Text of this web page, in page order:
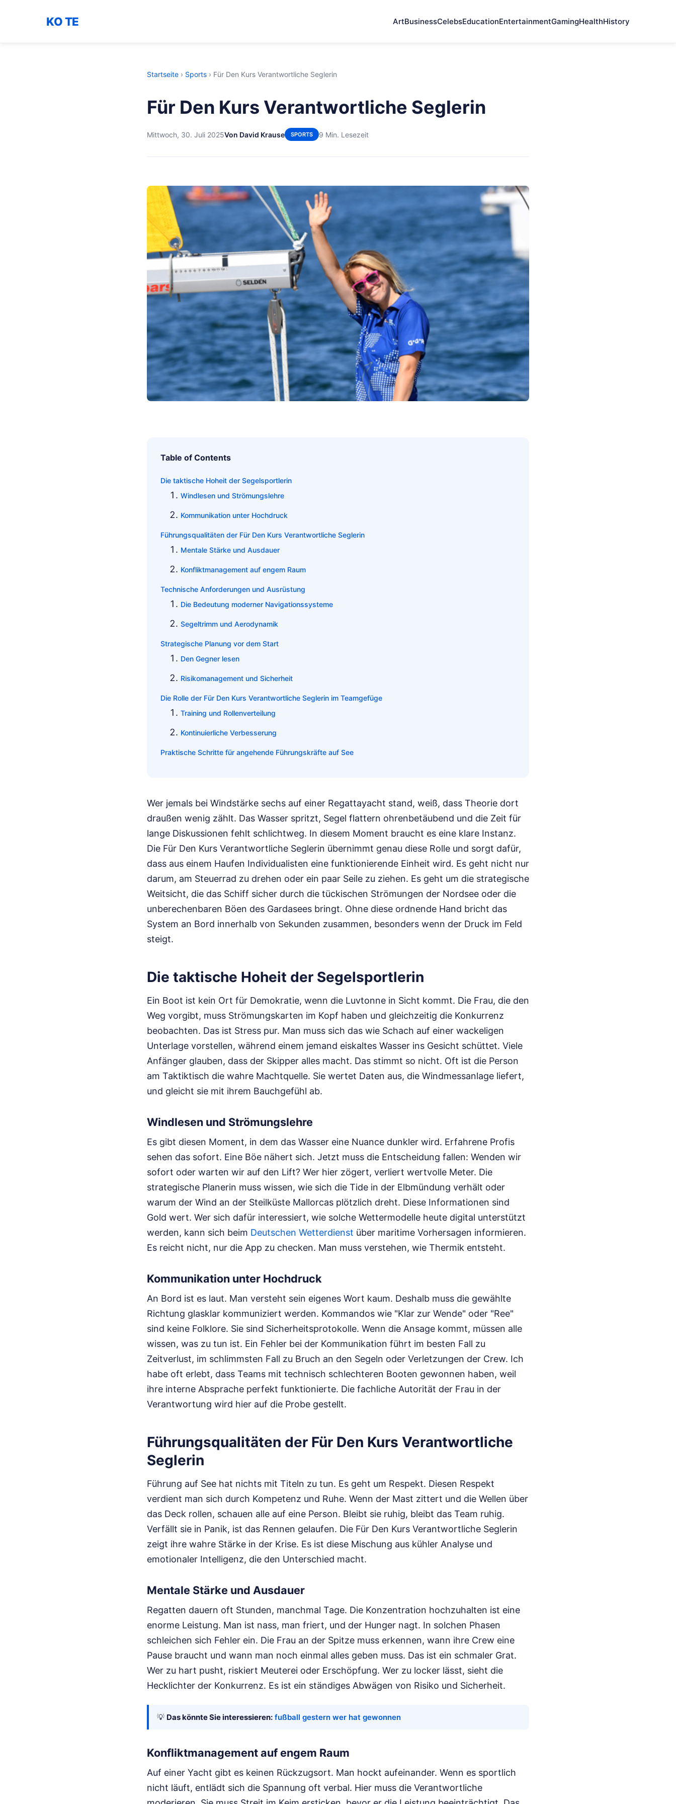
KO TE ArtBusinessCelebsEducationEntertainmentGamingHealthHistory
Startseite › Sports › Für Den Kurs Verantwortliche Seglerin
Für Den Kurs Verantwortliche Seglerin
Mittwoch, 30. Juli 2025Von David Krause SPORTS 9 Min. Lesezeit
Table of Contents
Die taktische Hoheit der Segelsportlerin
Windlesen und Strömungslehre
Kommunikation unter Hochdruck
Führungsqualitäten der Für Den Kurs Verantwortliche Seglerin
Mentale Stärke und Ausdauer
Konfliktmanagement auf engem Raum
Technische Anforderungen und Ausrüstung
Die Bedeutung moderner Navigationssysteme
Segeltrimm und Aerodynamik
Strategische Planung vor dem Start
Den Gegner lesen
Risikomanagement und Sicherheit
Die Rolle der Für Den Kurs Verantwortliche Seglerin im Teamgefüge
Training und Rollenverteilung
Kontinuierliche Verbesserung
Praktische Schritte für angehende Führungskräfte auf See
Wer jemals bei Windstärke sechs auf einer Regattayacht stand, weiß, dass Theorie dort
draußen wenig zählt. Das Wasser spritzt, Segel flattern ohrenbetäubend und die Zeit für
lange Diskussionen fehlt schlichtweg. In diesem Moment braucht es eine klare Instanz.
Die Für Den Kurs Verantwortliche Seglerin übernimmt genau diese Rolle und sorgt dafür,
dass aus einem Haufen Individualisten eine funktionierende Einheit wird. Es geht nicht nur
darum, am Steuerrad zu drehen oder ein paar Seile zu ziehen. Es geht um die strategische
Weitsicht, die das Schiff sicher durch die tückischen Strömungen der Nordsee oder die
unberechenbaren Böen des Gardasees bringt. Ohne diese ordnende Hand bricht das
System an Bord innerhalb von Sekunden zusammen, besonders wenn der Druck im Feld
steigt.
Die taktische Hoheit der Segelsportlerin
Ein Boot ist kein Ort für Demokratie, wenn die Luvtonne in Sicht kommt. Die Frau, die den
Weg vorgibt, muss Strömungskarten im Kopf haben und gleichzeitig die Konkurrenz
beobachten. Das ist Stress pur. Man muss sich das wie Schach auf einer wackeligen
Unterlage vorstellen, während einem jemand eiskaltes Wasser ins Gesicht schüttet. Viele
Anfänger glauben, dass der Skipper alles macht. Das stimmt so nicht. Oft ist die Person
am Taktiktisch die wahre Machtquelle. Sie wertet Daten aus, die Windmessanlage liefert,
und gleicht sie mit ihrem Bauchgefühl ab.
Windlesen und Strömungslehre
Es gibt diesen Moment, in dem das Wasser eine Nuance dunkler wird. Erfahrene Profis
sehen das sofort. Eine Böe nähert sich. Jetzt muss die Entscheidung fallen: Wenden wir
sofort oder warten wir auf den Lift? Wer hier zögert, verliert wertvolle Meter. Die
strategische Planerin muss wissen, wie sich die Tide in der Elbmündung verhält oder
warum der Wind an der Steilküste Mallorcas plötzlich dreht. Diese Informationen sind
Gold wert. Wer sich dafür interessiert, wie solche Wettermodelle heute digital unterstützt
werden, kann sich beim Deutschen Wetterdienst über maritime Vorhersagen informieren.
Es reicht nicht, nur die App zu checken. Man muss verstehen, wie Thermik entsteht.
Kommunikation unter Hochdruck
An Bord ist es laut. Man versteht sein eigenes Wort kaum. Deshalb muss die gewählte
Richtung glasklar kommuniziert werden. Kommandos wie "Klar zur Wende" oder "Ree"
sind keine Folklore. Sie sind Sicherheitsprotokolle. Wenn die Ansage kommt, müssen alle
wissen, was zu tun ist. Ein Fehler bei der Kommunikation führt im besten Fall zu
Zeitverlust, im schlimmsten Fall zu Bruch an den Segeln oder Verletzungen der Crew. Ich
habe oft erlebt, dass Teams mit technisch schlechteren Booten gewonnen haben, weil
ihre interne Absprache perfekt funktionierte. Die fachliche Autorität der Frau in der
Verantwortung wird hier auf die Probe gestellt.
Führungsqualitäten der Für Den Kurs Verantwortliche
Seglerin
Führung auf See hat nichts mit Titeln zu tun. Es geht um Respekt. Diesen Respekt
verdient man sich durch Kompetenz und Ruhe. Wenn der Mast zittert und die Wellen über
das Deck rollen, schauen alle auf eine Person. Bleibt sie ruhig, bleibt das Team ruhig.
Verfällt sie in Panik, ist das Rennen gelaufen. Die Für Den Kurs Verantwortliche Seglerin
zeigt ihre wahre Stärke in der Krise. Es ist diese Mischung aus kühler Analyse und
emotionaler Intelligenz, die den Unterschied macht.
Mentale Stärke und Ausdauer
Regatten dauern oft Stunden, manchmal Tage. Die Konzentration hochzuhalten ist eine
enorme Leistung. Man ist nass, man friert, und der Hunger nagt. In solchen Phasen
schleichen sich Fehler ein. Die Frau an der Spitze muss erkennen, wann ihre Crew eine
Pause braucht und wann man noch einmal alles geben muss. Das ist ein schmaler Grat.
Wer zu hart pusht, riskiert Meuterei oder Erschöpfung. Wer zu locker lässt, sieht die
Hecklichter der Konkurrenz. Es ist ein ständiges Abwägen von Risiko und Sicherheit.
💡 Das könnte Sie interessieren: fußball gestern wer hat gewonnen
Konfliktmanagement auf engem Raum
Auf einer Yacht gibt es keinen Rückzugsort. Man hockt aufeinander. Wenn es sportlich
nicht läuft, entlädt sich die Spannung oft verbal. Hier muss die Verantwortliche